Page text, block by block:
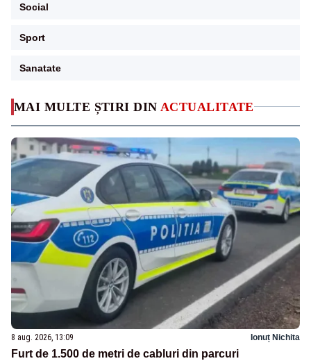
MAI MULTE ȘTIRI DIN ACTUALITATE
8 aug. 2026, 13:09 Ionuț Nichita
Furt de 1.500 de metri de cabluri din parcuri
Social
Sport
Sanatate